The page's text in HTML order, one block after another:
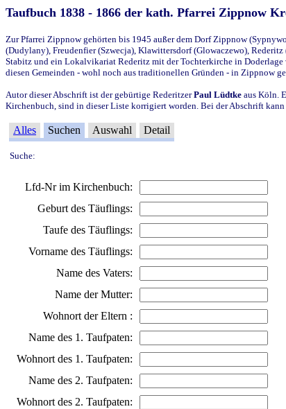
Taufbuch 1838 - 1866 der kath. Pfarrei Zippnow
Zur Pfarrei Zippnow gehörten bis 1945 außer dem Dorf Zippnow
(Dudylany), Freudenfier (Szwecja), Klawittersdorf (Glowaczewo),
Stabitz und ein Lokalvikariat Rederitz mit der Tochterkirche in Doderlage
diesen Gemeinden - wohl noch aus traditionellen Gründen - in Zippnow
Autor dieser Abschrift ist der gebürtige RederitzerPaul Lüdtke aus Köln.
Kirchenbuch, sind in dieser Liste korrigiert worden. Bei der Abschrift
Alles Suchen Auswahl Detail
Suche:
Lfd-Nr im Kirchenbuch:
Geburt des Täuflings:
Taufe des Täuflings:
Vorname des Täuflings:
Name des Vaters:
Name der Mutter:
Wohnort der Eltern :
Name des 1. Taufpaten:
Wohnort des 1. Taufpaten:
Name des 2. Taufpaten:
Wohnort des 2. Taufpaten: